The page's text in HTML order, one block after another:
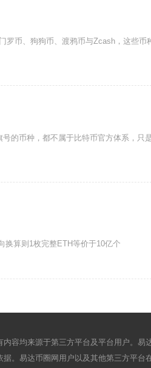
罗币、狗狗币、渡鸦币与Zcash，这些币
的币种，都不属于比特币官方体系，只
换算则1枚完整ETH等价于10亿个
容均来源于第三方平台及平台用户。
。易达币圈网用户以及其他第三方平